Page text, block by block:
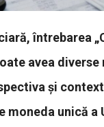
întrebarea
avea diverse
și
moneda unică a